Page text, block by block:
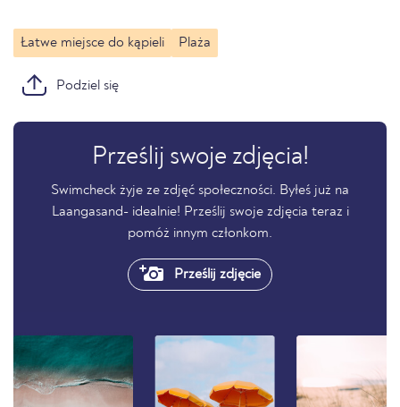
Łatwe miejsce do kąpieli Plaża
Podziel się
Prześlij swoje zdjęcia!
Swimcheck żyje ze zdjęć społeczności. Byłeś już na
Laangasand- idealnie! Prześlij swoje zdjęcia teraz i
pomóż innym członkom.
Prześlij zdjęcie